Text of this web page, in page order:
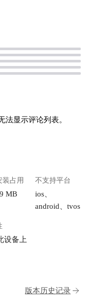
法显示评论列表。
装占用
MB
不支持平台
ios、
android、tvos
设备上
版本历史记录